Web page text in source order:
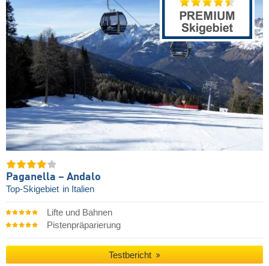
Paganella – Andalo
Top-Skigebiet in Italien
Lifte und Bahnen
Pistenpräparierung
Testbericht